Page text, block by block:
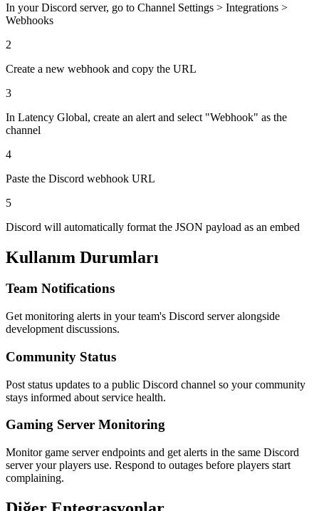
In your Discord server, go to Channel Settings > Integrations >
Webhooks
2
Create a new webhook and copy the URL
3
In Latency Global, create an alert and select "Webhook" as the
channel
4
Paste the Discord webhook URL
5
Discord will automatically format the JSON payload as an embed
Kullanım Durumları
Team Notifications
Get monitoring alerts in your team's Discord server alongside
development discussions.
Community Status
Post status updates to a public Discord channel so your community
stays informed about service health.
Gaming Server Monitoring
Monitor game server endpoints and get alerts in the same Discord
server your players use. Respond to outages before players start
complaining.